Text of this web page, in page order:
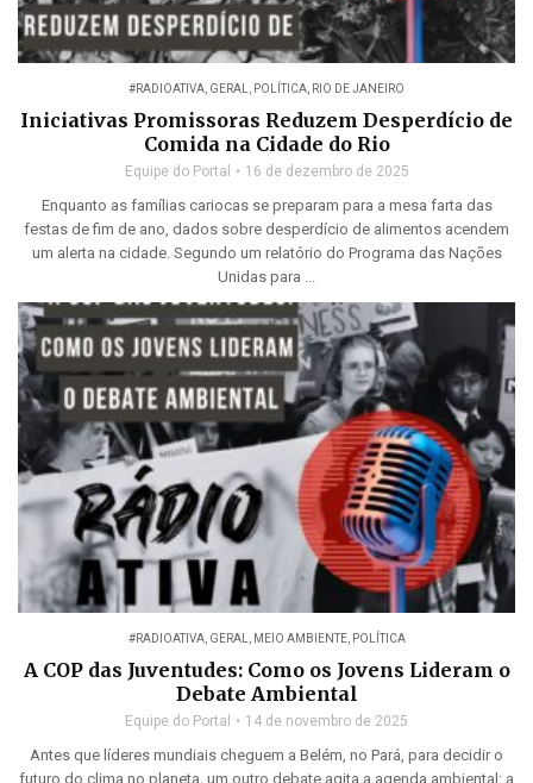
#RADIOATIVA GERAL POLÍTICA RIO DE JANEIRO
Iniciativas Promissoras Reduzem Desperdício de
Comida na Cidade do Rio
Equipe do Portal 16 de dezembro de 2025
Enquanto as famílias cariocas se preparam para a mesa farta das
festas de fim de ano, dados sobre desperdício de alimentos acendem
um alerta na cidade. Segundo um relatório do Programa das Nações
Unidas para ...
#RADIOATIVA, GERAL MEIO AMBIENTE, POLÍTICA
A COP das Juventudes: Como os Jovens Lideram o
Debate Ambiental
Equipe do Portal 14 de novembro de 2025
Antes que líderes mundiais cheguem a Belém, no Pará, para decidir o
futuro do clima no planeta, um outro debate agita a agenda ambiental: a